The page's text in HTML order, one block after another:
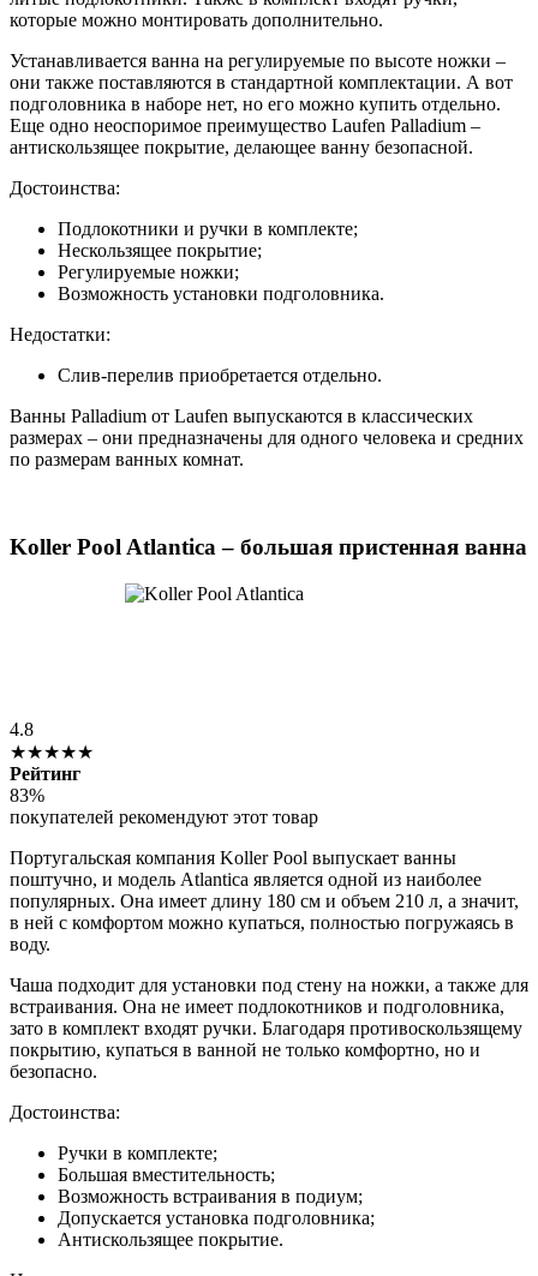
которые можно монтировать дополнительно.
Устанавливается ванна на регулируемые по высоте ножки –
они также поставляются в стандартной комплектации. А вот
подголовника в наборе нет, но его можно купить отдельно.
Еще одно неоспоримое преимущество Laufen Palladium –
антискользящее покрытие, делающее ванну безопасной.
Достоинства:
Подлокотники и ручки в комплекте;
Нескользящее покрытие;
Регулируемые ножки;
Возможность установки подголовника.
Недостатки:
Слив-перелив приобретается отдельно.
Ванны Palladium от Laufen выпускаются в классических
размерах – они предназначены для одного человека и средних
по размерам ванных комнат.
Koller Pool Atlantica – большая пристенная ванна
4.8
★★★★★
Рейтинг
83%
покупателей рекомендуют этот товар
Португальская компания Koller Pool выпускает ванны
поштучно, и модель Atlantica является одной из наиболее
популярных. Она имеет длину 180 см и объем 210 л, а значит,
в ней с комфортом можно купаться, полностью погружаясь в
воду.
Чаша подходит для установки под стену на ножки, а также для
встраивания. Она не имеет подлокотников и подголовника,
зато в комплект входят ручки. Благодаря противоскользящему
покрытию, купаться в ванной не только комфортно, но и
безопасно.
Достоинства:
Ручки в комплекте;
Большая вместительность;
Возможность встраивания в подиум;
Допускается установка подголовника;
Антискользящее покрытие.